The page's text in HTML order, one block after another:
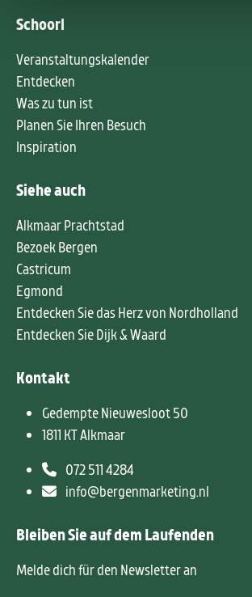
Schoorl
Veranstaltungskalender
Entdecken
Was zu tun ist
Planen Sie Ihren Besuch
Inspiration
Siehe auch
Alkmaar Prachtstad
Bezoek Bergen
Castricum
Egmond
Entdecken Sie das Herz von Nordholland
Entdecken Sie Dijk & Waard
Kontakt
Gedempte Nieuwesloot 50
1811 KT Alkmaar
072 511 4284
info@bergenmarketing.nl
Bleiben Sie auf dem Laufenden
Melde dich für den Newsletter an